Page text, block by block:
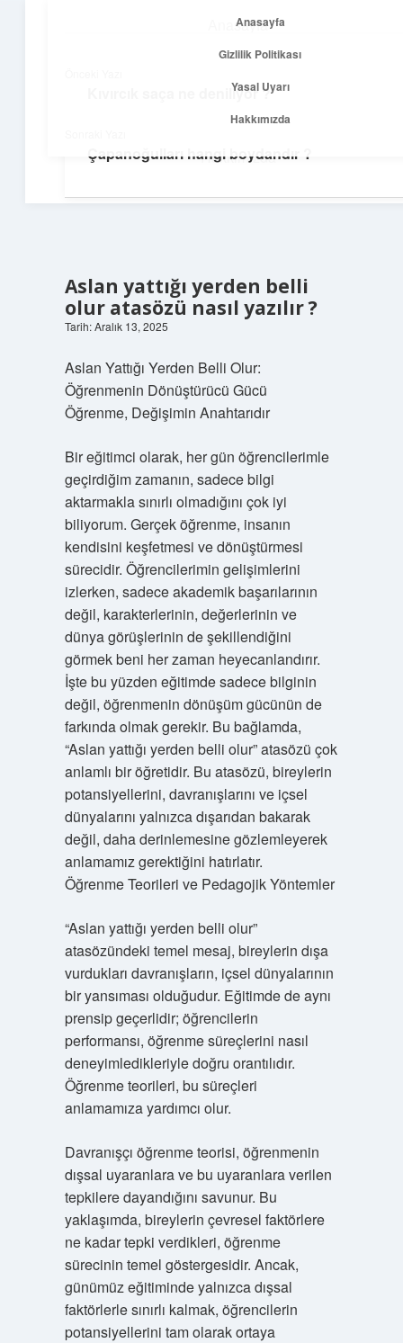
Anasayfa
Yasal Uyarı
Hakkımızda
Yolculuk ve İlham
Aslan yattığı yerden belli
olur atasözü nasıl yazılır ?
Tarih: Aralık 13, 2025
Aslan Yattığı Yerden Belli Olur:
Öğrenmenin Dönüştürücü Gücü
Öğrenme, Değişimin Anahtarıdır
Bir eğitimci olarak, her gün öğrencilerimle
geçirdiğim zamanın, sadece bilgi
aktarmakla sınırlı olmadığını çok iyi
biliyorum. Gerçek öğrenme, insanın
kendisini keşfetmesi ve dönüştürmesi
sürecidir. Öğrencilerimin gelişimlerini
izlerken, sadece akademik başarılarının
değil, karakterlerinin, değerlerinin ve
dünya görüşlerinin de şekillendiğini
görmek beni her zaman heyecanlandırır.
İşte bu yüzden eğitimde sadece bilginin
değil, öğrenmenin dönüşüm gücünün de
farkında olmak gerekir. Bu bağlamda,
“Aslan yattığı yerden belli olur” atasözü çok
anlamlı bir öğretidir. Bu atasözü, bireylerin
potansiyellerini, davranışlarını ve içsel
dünyalarını yalnızca dışarıdan bakarak
değil, daha derinlemesine gözlemleyerek
anlamamız gerektiğini hatırlatır.
Öğrenme Teorileri ve Pedagojik Yöntemler
“Aslan yattığı yerden belli olur”
atasözündeki temel mesaj, bireylerin dışa
vurdukları davranışların, içsel dünyalarının
bir yansıması olduğudur. Eğitimde de aynı
prensip geçerlidir; öğrencilerin
performansı, öğrenme süreçlerini nasıl
deneyimledikleriyle doğru orantılıdır.
Öğrenme teorileri, bu süreçleri
anlamamıza yardımcı olur.
Davranışçı öğrenme teorisi, öğrenmenin
dışsal uyaranlara ve bu uyaranlara verilen
tepkilere dayandığını savunur. Bu
yaklaşımda, bireylerin çevresel faktörlere
ne kadar tepki verdikleri, öğrenme
sürecinin temel göstergesidir. Ancak,
günümüz eğitiminde yalnızca dışsal
faktörlerle sınırlı kalmak, öğrencilerin
potansiyellerini tam olarak ortaya
Kıvırcık saça ne deniliyor ?
Çapanoğulları hangi boydandır ?
Anasayfa
Gizlilik Politikası
Yasal Uyarı
Hakkımızda